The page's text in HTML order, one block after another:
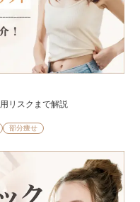
リスクまで解説
部分痩せ